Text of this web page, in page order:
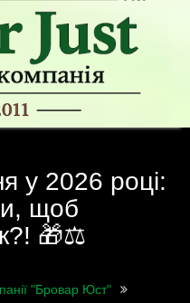
у 2026 році:
щоб
🎁⚖️
"Бровар Юст"